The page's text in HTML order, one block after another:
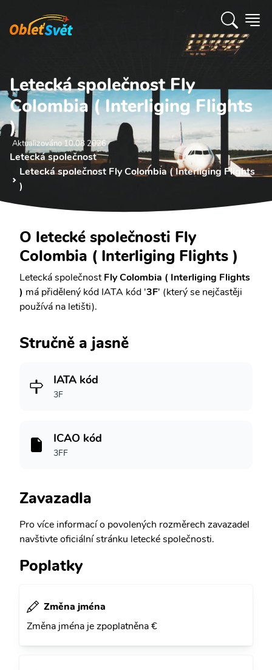
Letecká společnost Fly
Colombia ( Interliging Flights
)
Aktualizováno 10.08 2026
Letecká společnost
Letecká společnost Fly Colombia ( Interliging Flights
)
O letecké společnosti Fly
Colombia ( Interliging Flights )
Letecká společnostFly Colombia ( Interliging Flights
) má přidělený kód IATA kód '3F' (který se nejčastěji
používá na letišti).
Stručně a jasně
IATA kód
3F
ICAO kód
3FF
Zavazadla
Pro více informací o povolených rozměrech zavazadel
navštivte oficiální stránku letecké společnosti.
Poplatky
Změna jména
Změna jména je zpoplatněna €